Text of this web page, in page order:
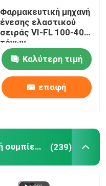
Φαρμακευτική μηχανή
ένεσης ελαστικού
σειράς VI-FL 100-400
τόνων
Καλύτερη τιμή
επαφή
Κενή φορμάροντας μηχανή συμπίεσης (239)